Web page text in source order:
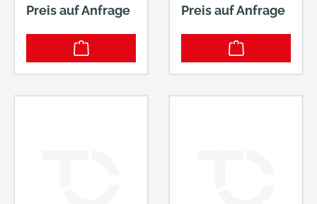
Preis auf Anfrage Preis auf Anfrage